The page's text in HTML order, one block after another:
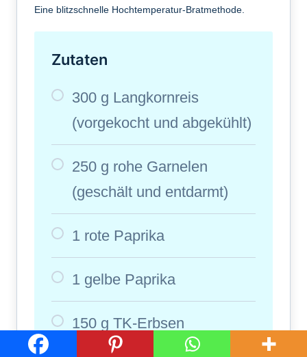
Eine blitzschnelle Hochtemperatur-Bratmethode.
Zutaten
300 g Langkornreis
(vorgekocht und abgekühlt)
250 g rohe Garnelen
(geschält und entdarmt)
1 rote Paprika
1 gelbe Paprika
150 g TK-Erbsen